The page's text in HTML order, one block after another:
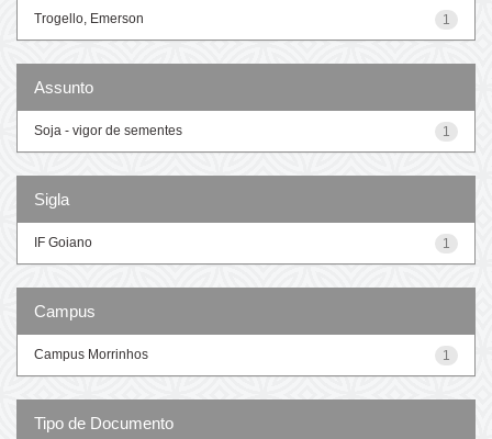
1
Trogello, Emerson
Assunto
1
Soja - vigor de sementes
Sigla
1
IF Goiano
Campus
1
Campus Morrinhos
Tipo de Documento